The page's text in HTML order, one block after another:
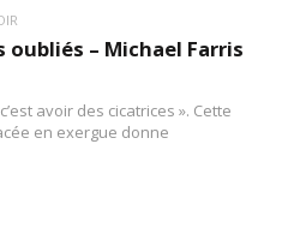
oubliés – Michael Farris
avoir des cicatrices ». Cette
en exergue donne